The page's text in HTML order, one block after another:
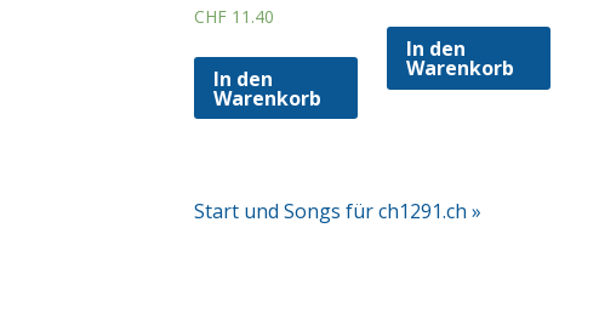
CHF 11.40
In den
Warenkorb
In den
Warenkorb
Start und Songs für ch1291.ch »